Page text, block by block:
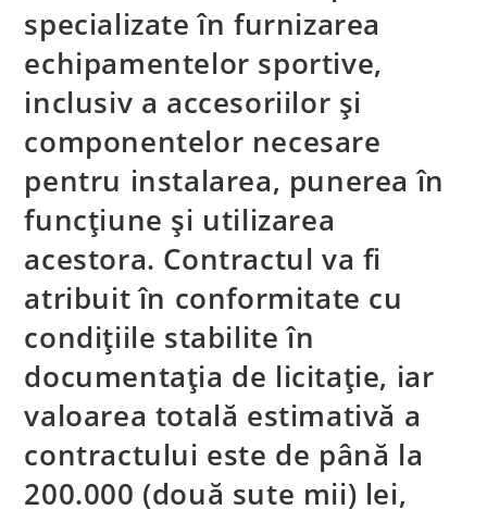
specializate în furnizarea
echipamentelor sportive,
inclusiv a accesoriilor și
componentelor necesare
pentru instalarea, punerea în
funcțiune și utilizarea
acestora. Contractul va fi
atribuit în conformitate cu
condițiile stabilite în
documentația de licitație, iar
valoarea totală estimativă a
contractului este de până la
200.000 (două sute mii) lei,